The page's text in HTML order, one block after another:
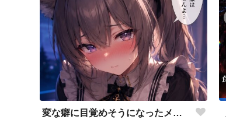
変な癖に目覚めそうになったメイドディーレ赤面バージョン